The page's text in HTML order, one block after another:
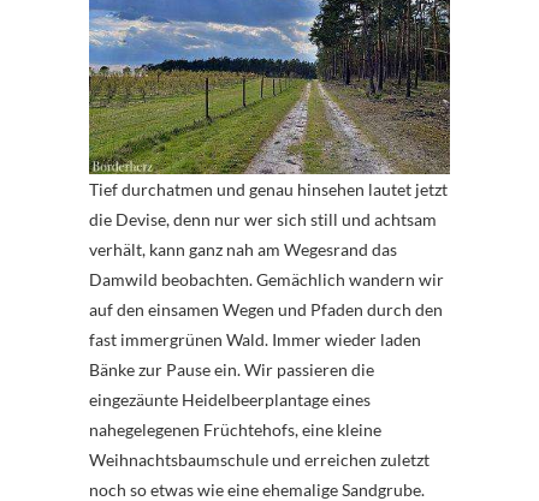
Tief durchatmen und genau hinsehen lautet jetzt
die Devise, denn nur wer sich still und achtsam
verhält, kann ganz nah am Wegesrand das
Damwild beobachten. Gemächlich wandern wir
auf den einsamen Wegen und Pfaden durch den
fast immergrünen Wald. Immer wieder laden
Bänke zur Pause ein. Wir passieren die
eingezäunte Heidelbeerplantage eines
nahegelegenen Früchtehofs, eine kleine
Weihnachtsbaumschule und erreichen zuletzt
noch so etwas wie eine ehemalige Sandgrube.